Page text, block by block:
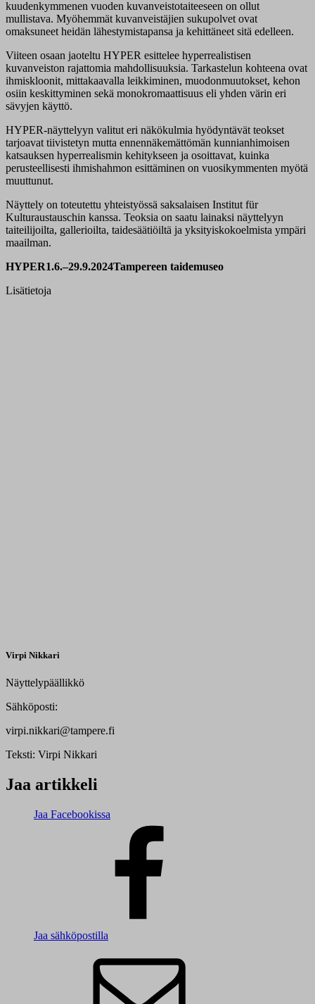
kuudenkymmenen vuoden kuvanveistotaiteeseen on ollut
mullistava. Myöhemmät kuvanveistäjien sukupolvet ovat
omaksuneet heidän lähestymistapansa ja kehittäneet sitä edelleen.
Viiteen osaan jaoteltu HYPER esittelee hyperrealistisen
kuvanveiston rajattomia mahdollisuuksia. Tarkastelun kohteena ovat
ihmiskloonit, mittakaavalla leikkiminen, muodonmuutokset, kehon
osiin keskittyminen sekä monokromaattisuus eli yhden värin eri
sävyjen käyttö.
HYPER-näyttelyyn valitut eri näkökulmia hyödyntävät teokset
tarjoavat tiivistetyn mutta ennennäkemättömän kunnianhimoisen
katsauksen hyperrealismin kehitykseen ja osoittavat, kuinka
perusteellisesti ihmishahmon esittäminen on vuosikymmenten myötä
muuttunut.
Näyttely on toteutettu yhteistyössä saksalaisen Institut für
Kulturaustauschin kanssa. Teoksia on saatu lainaksi näyttelyyn
taiteilijoilta, gallerioilta, taidesäätiöiltä ja yksityiskokoelmista ympäri
maailman.
HYPER1.6.–29.9.2024Tampereen taidemuseo
Lisätietoja
Virpi Nikkari
Näyttelypäällikkö
Sähköposti:
virpi.nikkari@tampere.fi
Teksti: Virpi Nikkari
Jaa artikkeli
Jaa Facebookissa
Jaa sähköpostilla